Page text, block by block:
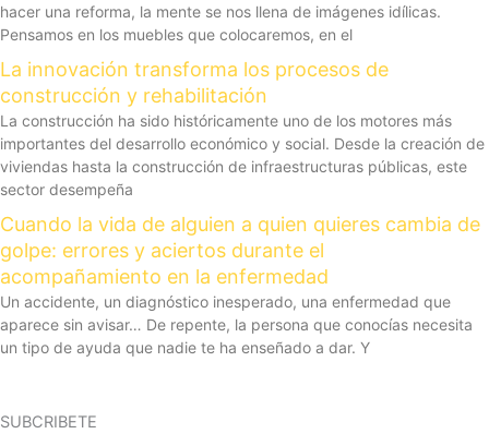
hacer una reforma, la mente se nos llena de imágenes idílicas.
Pensamos en los muebles que colocaremos, en el
La innovación transforma los procesos de
construcción y rehabilitación
La construcción ha sido históricamente uno de los motores más
importantes del desarrollo económico y social. Desde la creación de
viviendas hasta la construcción de infraestructuras públicas, este
sector desempeña
Cuando la vida de alguien a quien quieres cambia de
golpe: errores y aciertos durante el
acompañamiento en la enfermedad
Un accidente, un diagnóstico inesperado, una enfermedad que
aparece sin avisar… De repente, la persona que conocías necesita
un tipo de ayuda que nadie te ha enseñado a dar. Y
SUBCRIBETE